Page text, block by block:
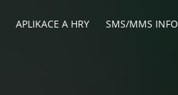
APLIKACE A HRY SMS/MMS INFO